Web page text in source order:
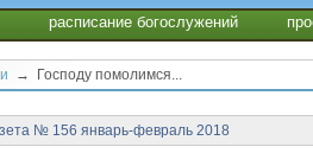
расписание богослужений
→ Господу помолимся...
№ 156 январь-февраль 2018